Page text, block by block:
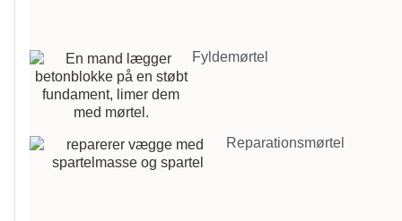
Fyldemørtel
Reparationsmørtel